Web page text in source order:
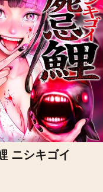
ニシキゴイ